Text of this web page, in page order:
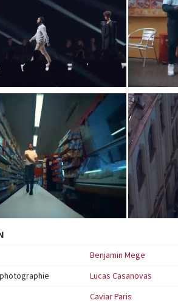
Benjamin Mege
Lucas Casanovas
Caviar Paris